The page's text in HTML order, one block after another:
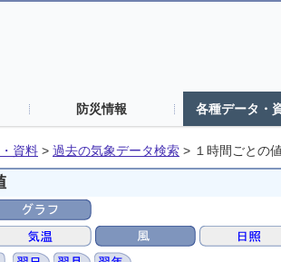
防災情報 各種データ・
資料 > 過去の気象データ検索 > １時間ごとの